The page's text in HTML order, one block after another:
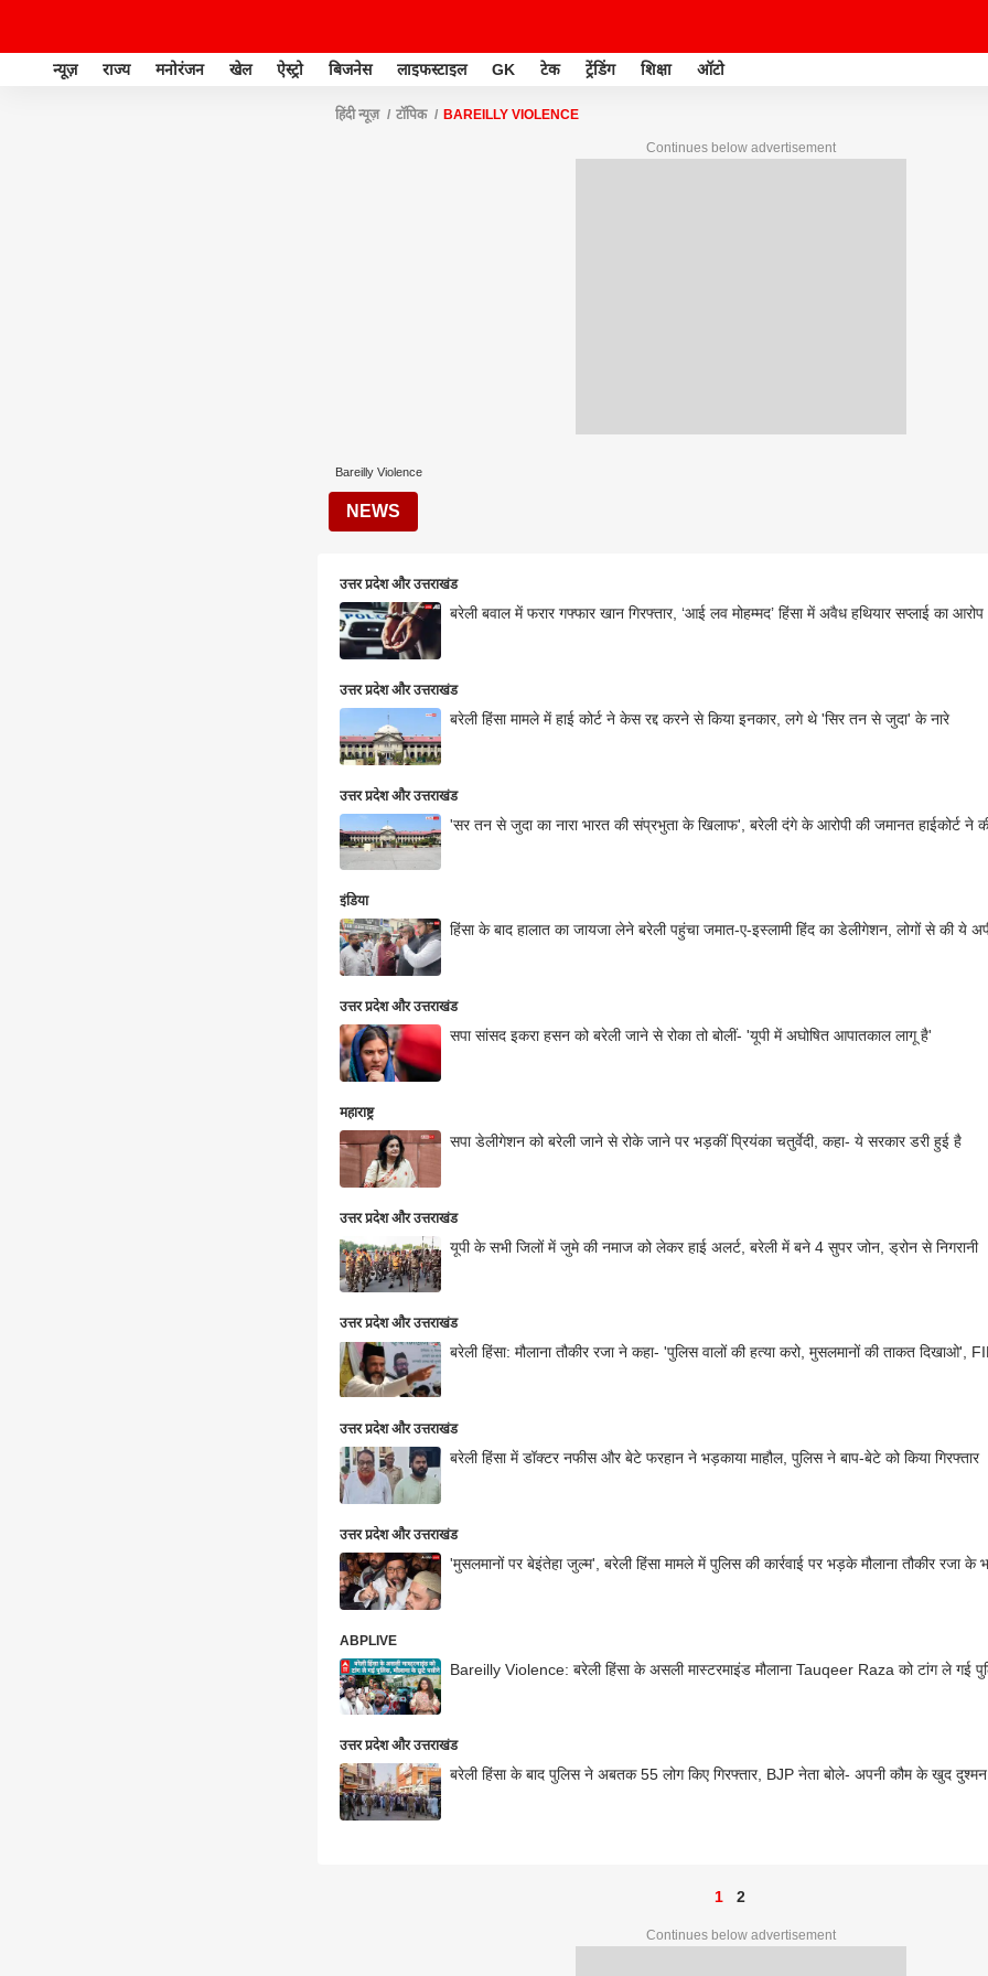
न्यूज़ राज्य मनोरंजन खेल ऐस्ट्रो बिजनेस लाइफस्टाइल GK टेक ट्रेंडिंग शिक्षा ऑटो
हिंदी न्यूज़ टॉपिक BAREILLY VIOLENCE
Continues below advertisement
Bareilly Violence
NEWS
उत्तर प्रदेश और उत्तराखंड
बरेली बवाल में फरार गफ्फार खान गिरफ्तार, ‘आई लव मोहम्मद’ हिंसा में अवैध हथियार सप्लाई का आरोप
उत्तर प्रदेश और उत्तराखंड
बरेली हिंसा मामले में हाई कोर्ट ने केस रद्द करने से किया इनकार, लगे थे 'सिर तन से जुदा' के नारे
उत्तर प्रदेश और उत्तराखंड
'सर तन से जुदा का नारा भारत की संप्रभुता के खिलाफ', बरेली दंगे के आरोपी की जमानत हाईकोर्ट ने
इंडिया
हिंसा के बाद हालात का जायजा लेने बरेली पहुंचा जमात-ए-इस्लामी हिंद का डेलीगेशन, लोगों से की ये
उत्तर प्रदेश और उत्तराखंड
सपा सांसद इकरा हसन को बरेली जाने से रोका तो बोलीं- 'यूपी में अघोषित आपातकाल लागू है'
महाराष्ट्र
सपा डेलीगेशन को बरेली जाने से रोके जाने पर भड़कीं प्रियंका चतुर्वेदी, कहा- ये सरकार डरी हुई है
उत्तर प्रदेश और उत्तराखंड
यूपी के सभी जिलों में जुमे की नमाज को लेकर हाई अलर्ट, बरेली में बने 4 सुपर जोन, ड्रोन से निगरानी
उत्तर प्रदेश और उत्तराखंड
बरेली हिंसा: मौलाना तौकीर रजा ने कहा- 'पुलिस वालों की हत्या करो, मुसलमानों की ताकत दिखाओ',
उत्तर प्रदेश और उत्तराखंड
बरेली हिंसा में डॉक्टर नफीस और बेटे फरहान ने भड़काया माहौल, पुलिस ने बाप-बेटे को किया गिरफ्तार
उत्तर प्रदेश और उत्तराखंड
'मुसलमानों पर बेइंतेहा जुल्म', बरेली हिंसा मामले में पुलिस की कार्रवाई पर भड़के मौलाना तौकीर रजा के
ABPLIVE
Bareilly Violence: बरेली हिंसा के असली मास्टरमाइंड मौलाना Tauqeer Raza को टांग ले गई
उत्तर प्रदेश और उत्तराखंड
बरेली हिंसा के बाद पुलिस ने अबतक 55 लोग किए गिरफ्तार, BJP नेता बोले- अपनी कौम के खुद दुश्मन
1 2
Continues below advertisement